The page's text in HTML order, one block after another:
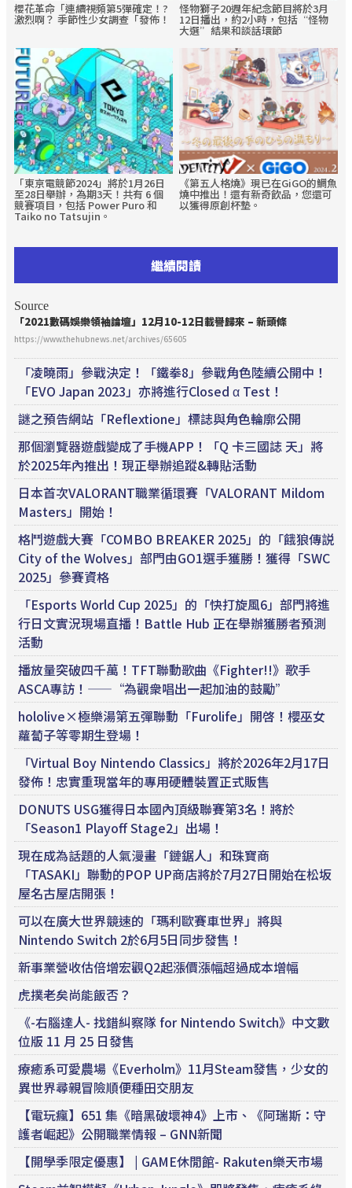
櫻花革命「連續視頻第5彈確定！?️
激烈啊？ 季節性少女調查「發佈！
怪物獅子20週年紀念節目將於3月
12日播出，約2小時，包括“怪物
大選”結果和談話環節
「東京電競節2024」將於1月26日
至28日舉辦，為期3天！共有 6 個
競賽項目，包括 Power Puro 和
Taiko no Tatsujin。
《第五人格燒》現已在GiGO的鯛魚
燒中推出！還有新奇飲品，您還可
以獲得原創杯墊。
繼續閱讀
Source
「2021數碼娛樂領袖論壇」12月10-12日載譽歸來 – 新頭條
https://www.thehubnews.net/archives/65605
「凌曉雨」參戰決定！「鐵拳8」參戰角色陸續公開中！
「EVO Japan 2023」亦將進行Closed α Test！
謎之預告網站「Reflextione」標誌與角色輪廓公開
那個瀏覽器遊戲變成了手機APP！「Q 卡三國誌 天」將
於2025年內推出！現正舉辦追蹤&轉貼活動
日本首次VALORANT職業循環賽「VALORANT Mildom
Masters」開始！
格鬥遊戲大賽「COMBO BREAKER 2025」的「餓狼傳説
City of the Wolves」部門由GO1選手獲勝！獲得「SWC
2025」參賽資格
「Esports World Cup 2025」的「快打旋風6」部門將進
行日文實況現場直播！Battle Hub 正在舉辦獲勝者預測
活動
播放量突破四千萬！TFT聯動歌曲《Fighter!!》歌手
ASCA專訪！——“為觀衆唱出一起加油的鼓勵”
hololive×極樂湯第五彈聯動「Furolife」開啓！櫻巫女
蘿蔔子等零期生登場！
「Virtual Boy Nintendo Classics」將於2026年2月17日
發佈！忠實重現當年的專用硬體裝置正式販售
DONUTS USG獲得日本國內頂級聯賽第3名！將於
「Season1 Playoff Stage2」出場！
現在成為話題的人氣漫畫「鏈鋸人」和珠寶商
「TASAKI」聯動的POP UP商店將於7月27日開始在松坂
屋名古屋店開張！
可以在廣大世界競速的「瑪利歐賽車世界」將與
Nintendo Switch 2於6月5日同步發售！
新事業營收估倍增宏觀Q2起漲價漲幅超過成本增幅
虎撲老矣尚能飯否？
《-右腦達人- 找錯糾察隊 for Nintendo Switch》中文數
位版 11 月 25 日發售
療癒系可愛農場《Everholm》11月Steam發售，少女的
異世界尋親冒險順便種田交朋友
【電玩瘋】651 集《暗黑破壞神4》上市、《阿瑞斯：守
護者崛起》公開職業情報 – GNN新聞
【開學季限定優惠】 | GAME休閒館- Rakuten樂天市場